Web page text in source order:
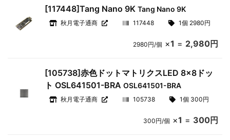
[117448]Tang Nano 9KTang Nano 9K
秋月電子通商 117448 1個 2980円
2980円/個 ×1 = 2,980円
[105738]赤色ドットマトリクスLED 8×8ドッ
ト OSL641501-BRAOSL641501-BRA
秋月電子通商 105738 1個 300円
300円/個 ×1 = 300円